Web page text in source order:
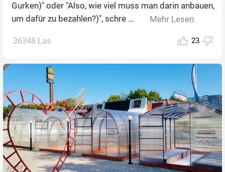
Gurken)" oder "Also, wie viel muss man darin anbauen,
um dafür zu bezahlen?)", schre ...
Mehr Lesen
36348 Las 23